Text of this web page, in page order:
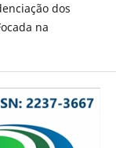
dos
na